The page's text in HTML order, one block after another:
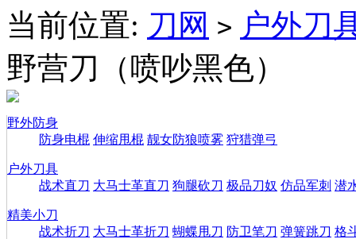
当前位置: 刀网 > 户外刀
野营刀（喷吵黑色）
野外防身
防身电棍 伸缩甩棍 靓女防狼喷雾 狩猎弹弓
户外刀具
战术直刀 大马士革直刀 狗腿砍刀 极品刀奴 仿品军刺 潜
精美小刀
战术折刀 大马士革折刀 蝴蝶甩刀 防卫笔刀 弹簧跳刀 格